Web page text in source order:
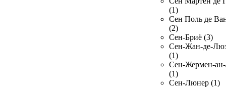
(1)
Сен Поль де
(2)
Сен-Бриё (3)
Сен-Жан-де-
(1)
Сен-Жермен-
(1)
Сен-Люнер (1)